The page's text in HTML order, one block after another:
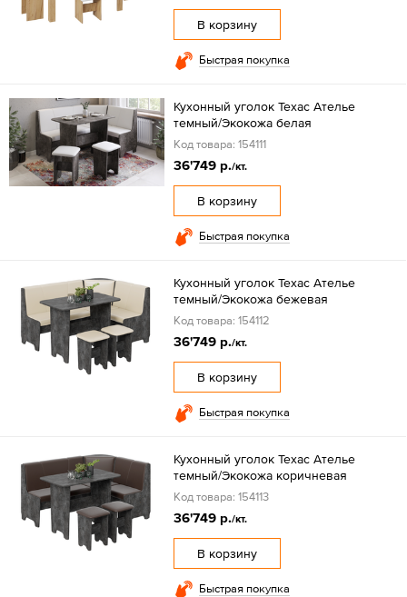
В корзину
Быстрая покупка
Кухонный уголок Техас Ателье
темный/Экокожа белая
Код товара: 154111
36'749 р./кт.
В корзину
Быстрая покупка
Кухонный уголок Техас Ателье
темный/Экокожа бежевая
Код товара: 154112
36'749 р./кт.
В корзину
Быстрая покупка
Кухонный уголок Техас Ателье
темный/Экокожа коричневая
Код товара: 154113
36'749 р./кт.
В корзину
Быстрая покупка